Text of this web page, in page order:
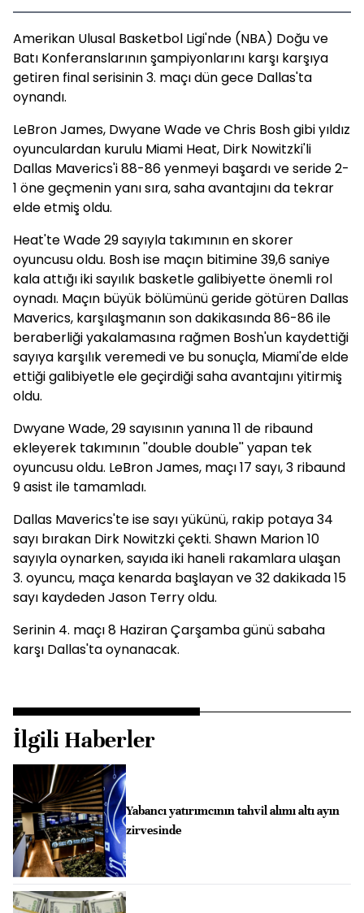
Amerikan Ulusal Basketbol Ligi'nde (NBA) Doğu ve
Batı Konferanslarının şampiyonlarını karşı karşıya
getiren final serisinin 3. maçı dün gece Dallas'ta
oynandı.
LeBron James, Dwyane Wade ve Chris Bosh gibi yıldız
oyunculardan kurulu Miami Heat, Dirk Nowitzki'li
Dallas Maverics'i 88-86 yenmeyi başardı ve seride 2-
1 öne geçmenin yanı sıra, saha avantajını da tekrar
elde etmiş oldu.
Heat'te Wade 29 sayıyla takımının en skorer
oyuncusu oldu. Bosh ise maçın bitimine 39,6 saniye
kala attığı iki sayılık basketle galibiyette önemli rol
oynadı. Maçın büyük bölümünü geride götüren Dallas
Maverics, karşılaşmanın son dakikasında 86-86 ile
beraberliği yakalamasına rağmen Bosh'un kaydettiği
sayıya karşılık veremedi ve bu sonuçla, Miami'de elde
ettiği galibiyetle ele geçirdiği saha avantajını yitirmiş
oldu.
Dwyane Wade, 29 sayısının yanına 11 de ribaund
ekleyerek takımının ''double double'' yapan tek
oyuncusu oldu. LeBron James, maçı 17 sayı, 3 ribaund
9 asist ile tamamladı.
Dallas Maverics'te ise sayı yükünü, rakip potaya 34
sayı bırakan Dirk Nowitzki çekti. Shawn Marion 10
sayıyla oynarken, sayıda iki haneli rakamlara ulaşan
3. oyuncu, maça kenarda başlayan ve 32 dakikada 15
sayı kaydeden Jason Terry oldu.
Serinin 4. maçı 8 Haziran Çarşamba günü sabaha
karşı Dallas'ta oynanacak.
İlgili Haberler
Yabancı yatırımcının tahvil alımı altı ayın
zirvesinde